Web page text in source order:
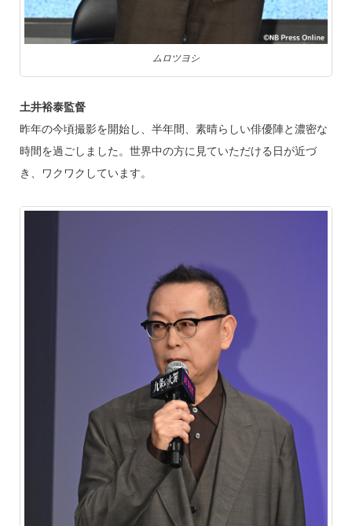
ムロツヨシ
土井裕泰監督
昨年の今頃撮影を開始し、半年間、素晴らしい俳優陣と濃密な
時間を過ごしました。世界中の方に見ていただける日が近づ
き、ワクワクしています。